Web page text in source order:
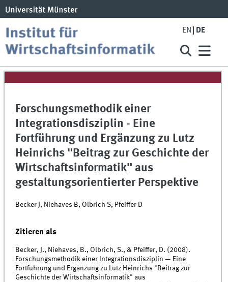
EN DE
Forschungsmethodik einer
Integrationsdisziplin - Eine
Fortführung und Ergänzung zu Lutz
Heinrichs "Beitrag zur Geschichte der
Wirtschaftsinformatik" aus
gestaltungsorientierter Perspektive
Becker J, Niehaves B, Olbrich S, Pfeiffer D
Zitieren als
Becker, J., Niehaves, B., Olbrich, S., & Pfeiffer, D. (2008).
Forschungsmethodik einer Integrationsdisziplin — Eine
Fortführung und Ergänzung zu Lutz Heinrichs "Beitrag zur
Geschichte der Wirtschaftsinformatik" aus